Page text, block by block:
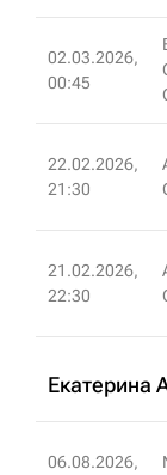
02.03.2026,
00:45
22.02.2026,
21:30
21.02.2026,
22:30
Екатерина
06.08.2026,